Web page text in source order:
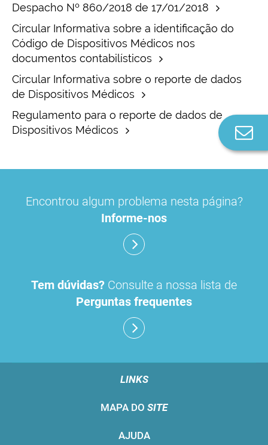
Despacho Nº 860/2018 de 17/01/2018
Circular Informativa sobre a identificação do
Código de Dispositivos Médicos nos
documentos contabilísticos
Circular Informativa sobre o reporte de dados
de Dispositivos Médicos
Regulamento para o reporte de dados de
Dispositivos Médicos
Encontrou algum problema nesta página?
Informe-nos
Tem dúvidas? Consulte a nossa lista de
Perguntas frequentes
LINKS
MAPA DO SITE
AJUDA